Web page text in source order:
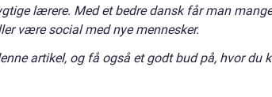
lærere. Med et bedre dansk får man
være social med nye mennesker.
artikel, og få også et godt bud på, hvor du